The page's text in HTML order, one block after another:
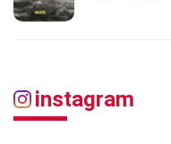
instagram